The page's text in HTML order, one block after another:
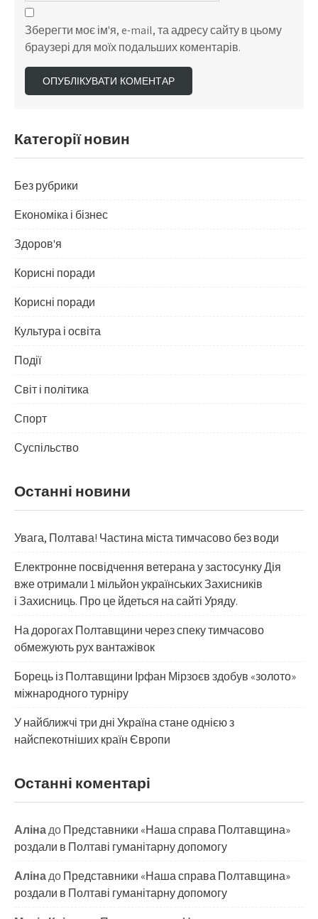
Зберегти моє ім'я, e-mail, та адресу сайту в цьому
браузері для моїх подальших коментарів.
Категорії новин
Без рубрики
Економіка і бізнес
Здоров'я
Корисні поради
Корисні поради
Культура і освіта
Події
Світ і політика
Спорт
Суспільство
Останні новини
Увага, Полтава! Частина міста тимчасово без води
Електронне посвідчення ветерана у застосунку Дія
вже отримали 1 мільйон українських Захисників
і Захисниць. Про це йдеться на сайті Уряду.
На дорогах Полтавщини через спеку тимчасово
обмежують рух вантажівок
Борець із Полтавщини Ірфан Мірзоєв здобув «золото»
міжнародного турніру
​У найближчі три дні Україна стане однією з
найспекотніших країн Європи
Останні коментарі
АлінадоПредставники «Наша справа Полтавщина»
роздали в Полтаві гуманітарну допомогу
АлінадоПредставники «Наша справа Полтавщина»
роздали в Полтаві гуманітарну допомогу